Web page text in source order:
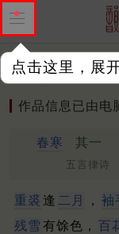
点击这里，展
作品 标注四声
作品信息已由电
春寒 其一
五言律诗
重裘 逢 二月 ， 袖
残雪 有馀色， 百